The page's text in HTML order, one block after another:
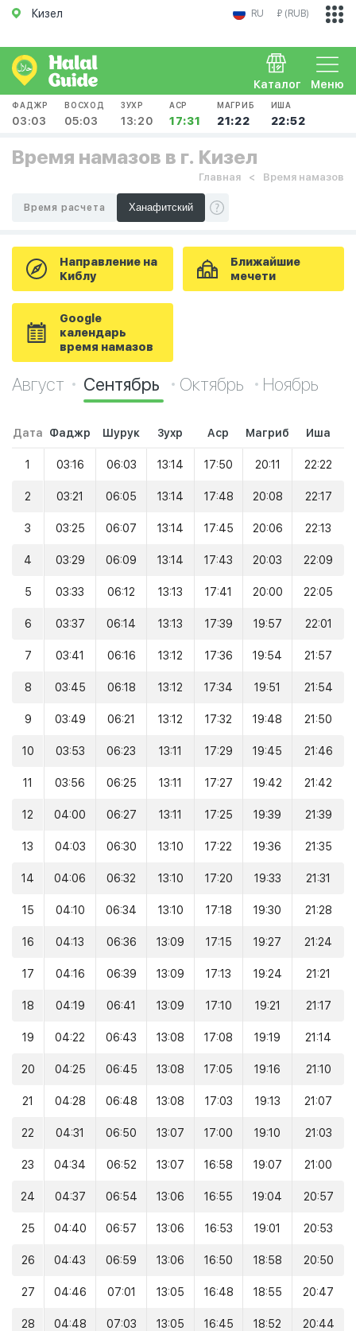
Кизел RU ₽ (RUB)
Меню
Каталог
ФАДЖР
03:03
ВОСХОД
05:03
ЗУХР
13:20
АСР
17:31
МАГРИБ
21:22
ИША
22:52
Время намазов в г. Кизел
Главная Время намазов
Время расчета
Направление на
Киблу
Ближайшие
мечети
Google
календарь
время намазов
Август Сентябрь Октябрь Ноябрь
Дата Фаджр Шурук Зухр Аср Магриб Иша
1 03:16 06:03 13:14 17:50 20:11 22:22
2 03:21 06:05 13:14 17:48 20:08 22:17
3 03:25 06:07 13:14 17:45 20:06 22:13
4 03:29 06:09 13:14 17:43 20:03 22:09
5 03:33 06:12 13:13 17:41 20:00 22:05
6 03:37 06:14 13:13 17:39 19:57 22:01
7 03:41 06:16 13:12 17:36 19:54 21:57
8 03:45 06:18 13:12 17:34 19:51 21:54
9 03:49 06:21 13:12 17:32 19:48 21:50
10 03:53 06:23 13:11 17:29 19:45 21:46
11 03:56 06:25 13:11 17:27 19:42 21:42
12 04:00 06:27 13:11 17:25 19:39 21:39
13 04:03 06:30 13:10 17:22 19:36 21:35
14 04:06 06:32 13:10 17:20 19:33 21:31
15 04:10 06:34 13:10 17:18 19:30 21:28
16 04:13 06:36 13:09 17:15 19:27 21:24
17 04:16 06:39 13:09 17:13 19:24 21:21
18 04:19 06:41 13:09 17:10 19:21 21:17
19 04:22 06:43 13:08 17:08 19:19 21:14
20 04:25 06:45 13:08 17:05 19:16 21:10
21 04:28 06:48 13:08 17:03 19:13 21:07
22 04:31 06:50 13:07 17:00 19:10 21:03
23 04:34 06:52 13:07 16:58 19:07 21:00
24 04:37 06:54 13:06 16:55 19:04 20:57
25 04:40 06:57 13:06 16:53 19:01 20:53
26 04:43 06:59 13:06 16:50 18:58 20:50
27 04:46 07:01 13:05 16:48 18:55 20:47
28 04:48 07:03 13:05 16:45 18:52 20:44